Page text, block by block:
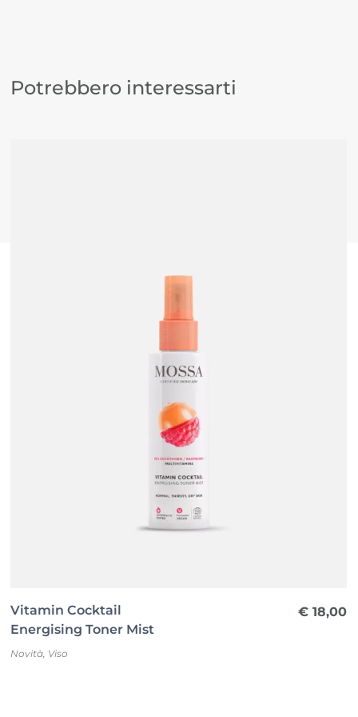
Potrebbero interessarti
Vitamin Cocktail
Energising Toner Mist
Novità, Viso
€ 18,00